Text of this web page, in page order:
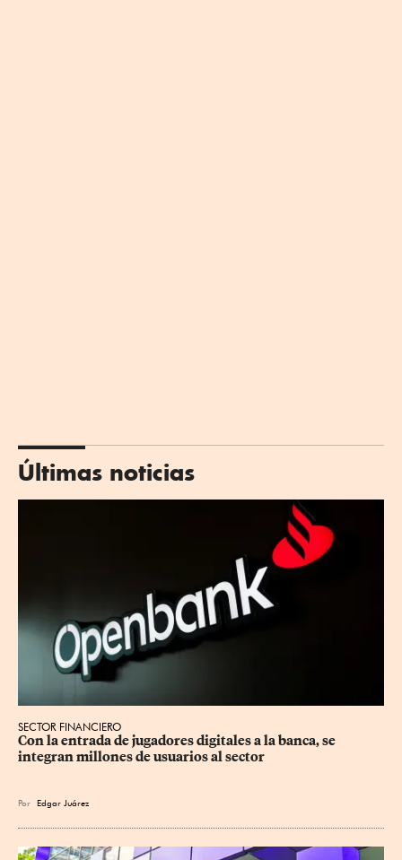
Últimas noticias
SECTOR FINANCIERO
Con la entrada de jugadores digitales a la banca, se
integran millones de usuarios al sector
Por Edgar Juárez